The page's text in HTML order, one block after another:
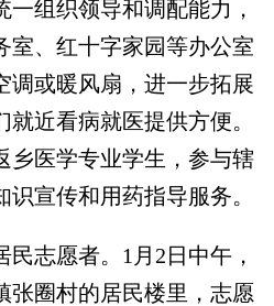
一组织领导和调配能力，
室、红十字家园等办公室
调或暖风扇，进一步拓展
近看病就医提供方便。
乡医学专业学生，参与辖
宣传和用药指导服务。
志愿者。1月2日中午，
张圈村的居民楼里，志愿